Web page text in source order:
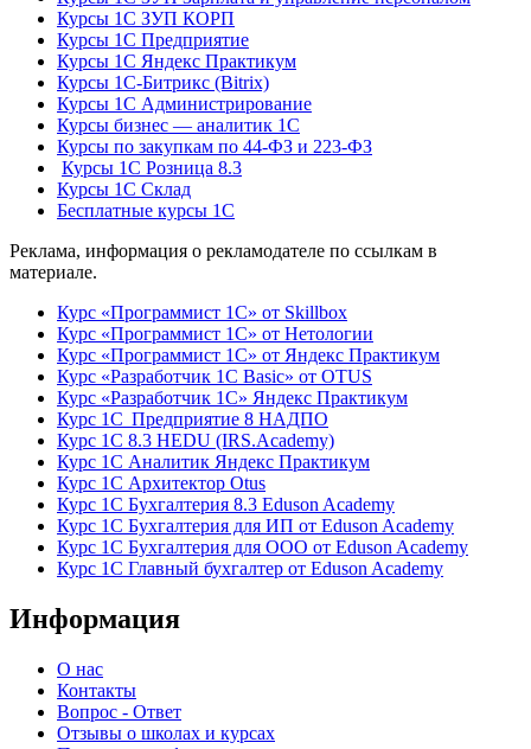
Курсы 1С ЗУП КОРП
Курсы 1С Предприятие
Курсы 1С Яндекс Практикум
Курсы 1С-Битрикс (Bitrix)
Курсы 1С Администрирование
Курсы бизнес — аналитик 1С
Курсы по закупкам по 44‑ФЗ и 223‑ФЗ
Курсы 1С Розница 8.3
Курсы 1С Склад
Бесплатные курсы 1С
Реклама, информация о рекламодателе по ссылкам в
материале.
Курс «Программист 1С» от Skillbox
Курс «Программист 1С» от Нетологии
Курс «Программист 1С» от Яндекс Практикум
Курс «Разработчик 1С Basic» от OTUS
Курс «Разработчик 1С» Яндекс Практикум
Курс 1С Предприятие 8 НАДПО
Курс 1С 8.3 HEDU (IRS.Academy)
Курс 1С Аналитик Яндекс Практикум
Курс 1С Архитектор Otus
Курс 1С Бухгалтерия 8.3 Eduson Academy
Курс 1С Бухгалтерия для ИП от Eduson Academy
Курс 1С Бухгалтерия для ООО от Eduson Academy
Курс 1С Главный бухгалтер от Eduson Academy
Информация
О нас
Контакты
Вопрос - Ответ
Отзывы о школах и курсах